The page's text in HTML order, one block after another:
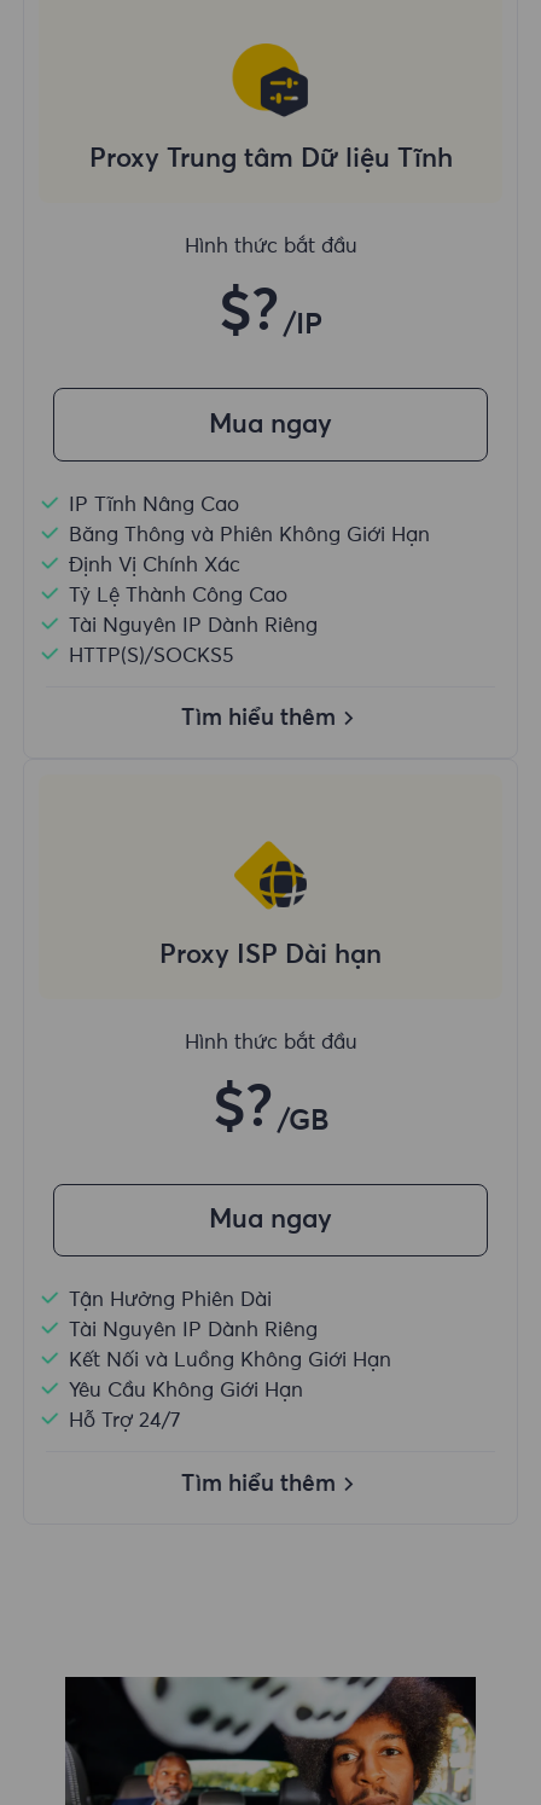
Proxy Trung tâm Dữ liệu Tĩnh
Hình thức bắt đầu
$? /IP
Mua ngay
IP Tĩnh Nâng Cao
Băng Thông và Phiên Không Giới Hạn
Định Vị Chính Xác
Tỷ Lệ Thành Công Cao
Tài Nguyên IP Dành Riêng
HTTP(S)/SOCKS5
Tìm hiểu thêm
Proxy ISP Dài hạn
Hình thức bắt đầu
$? /GB
Mua ngay
Tận Hưởng Phiên Dài
Tài Nguyên IP Dành Riêng
Kết Nối và Luồng Không Giới Hạn
Yêu Cầu Không Giới Hạn
Hỗ Trợ 24/7
Tìm hiểu thêm